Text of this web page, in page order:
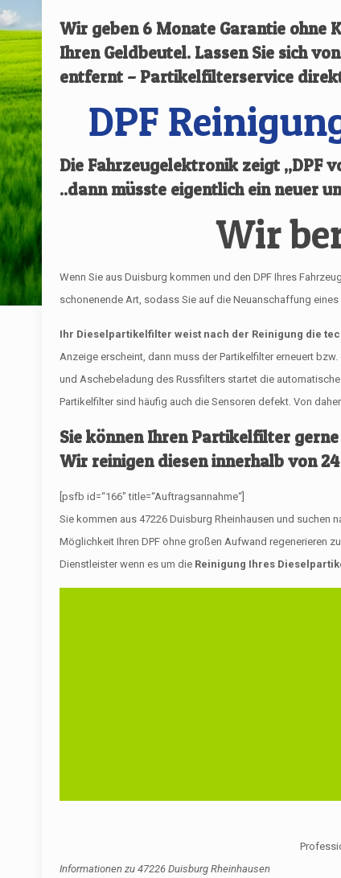
Wir geben 6 Monate Garantie ohne
Ihren Geldbeutel. Lassen Sie sich
entfernt – Partikelfilterservice
DPF
Die Fahrzeugelektronik zeigt „DPF
..dann müsste eigentlich ein neuer
Wir
Wenn Sie aus Duisburg kommen und den DPF Ihres
schonenende Art, sodass Sie auf die Neuanschaffung
Ihr Dieselpartikelfilter weist nach der Reinigung die
Anzeige erscheint, dann muss der Partikelfilter erneuert
und Aschebeladung des Russfilters startet die
Partikelfilter sind häufig auch die Sensoren defekt. Von
Sie können Ihren Partikelfilter
Wir reinigen diesen innerhalb von
[psfb id=“166″ title=“Auftragsannahme“]
Sie kommen aus 47226 Duisburg Rheinhausen und suchen
Möglichkeit Ihren DPF ohne großen Aufwand regenerieren
Dienstleister wenn es um die Reinigung Ihres
Informationen zu47226 Duisburg Rheinhausen